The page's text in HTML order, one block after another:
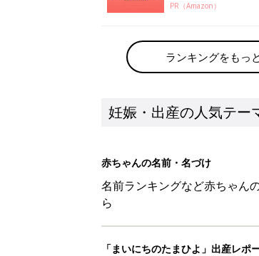
PR（Amazon）
ランキングをもっ
妊娠・出産の人気テー
赤ちゃんの名前・名づけ
名前ランキングなど赤ちゃん
ら
「まいにちのたまひよ」出産レポ